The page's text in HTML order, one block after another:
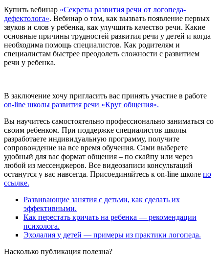
Купить вебинар «Секреты развития речи от логопеда-
дефектолога». Вебинар о том, как вызвать появление первых
звуков и слов у ребенка, как улучшить качество речи. Какие
основные причины трудностей развития речи у детей и когда
необходима помощь специалистов. Как родителям и
специалистам быстрее преодолеть сложности с развитием
речи у ребенка.
В заключение хочу пригласить вас принять участие в работе
on-line школы развития речи «Круг общения».
Вы научитесь самостоятельно профессионально заниматься со
своим ребенком. При поддержке специалистов школы
разработаете индивидуальную программу, получите
сопровождение на все время обучения. Сами выберете
удобный для вас формат общения – по скайпу или через
любой из мессенджеров. Все видеозаписи консультаций
останутся у вас навсегда. Присоединяйтесь к on-line школе по
ссылке.
Развивающие занятия с детьми, как сделать их
эффективными.
Как перестать кричать на ребенка — рекомендации
психолога.
Эхолалия у детей — примеры из практики логопеда.
Насколько публикация полезна?